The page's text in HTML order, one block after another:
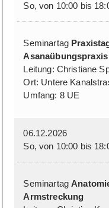
So, von 10:00 bis
Seminartag
Asanaübungspraxis
Leitung: Christiane
Ort: Untere
Umfang: 8 UE
06.12.2026
So, von 10:00 bis
Seminartag
Armstreckung